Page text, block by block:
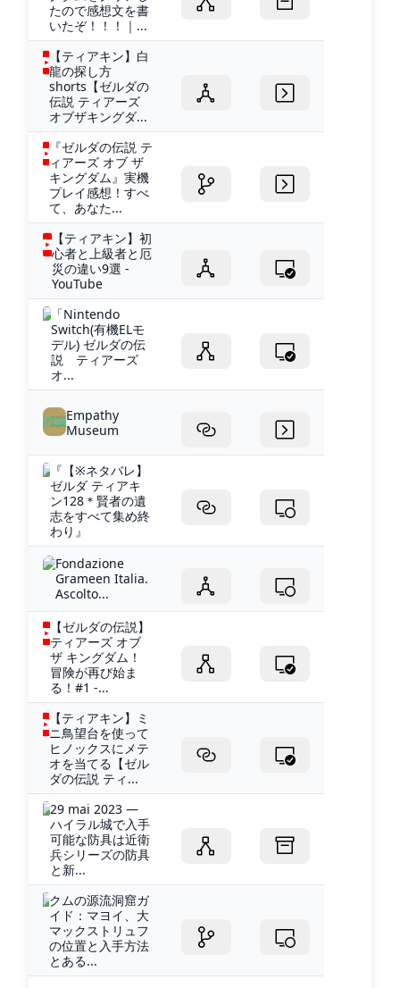
たので感想文を書
いたぞ！！！｜...
【ティアキン】白
龍の探し方
shorts【ゼルダの
伝説 ティアーズ
オブザキングダ...
『ゼルダの伝説 テ
ィアーズ オブ ザ
キングダム』実機
プレイ感想！すべ
て、あなた...
【ティアキン】初
心者と上級者と厄
災の違い9選 -
YouTube
「Nintendo
Switch(有機ELモ
デル) ゼルダの伝
説 ティアーズ
オ...
Empathy
Museum
『【※ネタバレ】
ゼルダ ティアキ
ン128＊賢者の遺
志をすべて集め終
わり』
Fondazione
Grameen Italia.
Ascolto...
【ゼルダの伝説】
ティアーズ オブ
ザ キングダム！
冒険が再び始ま
る！#1 -...
【ティアキン】ミ
ニ鳥望台を使って
ヒノックスにメテ
オを当てる【ゼル
ダの伝説 ティ...
29 mai 2023 —
ハイラル城で入手
可能な防具は近衛
兵シリーズの防具
と新...
クムの源流洞窟ガ
イド：マヨイ、大
マックストリュフ
の位置と入手方法
とある...